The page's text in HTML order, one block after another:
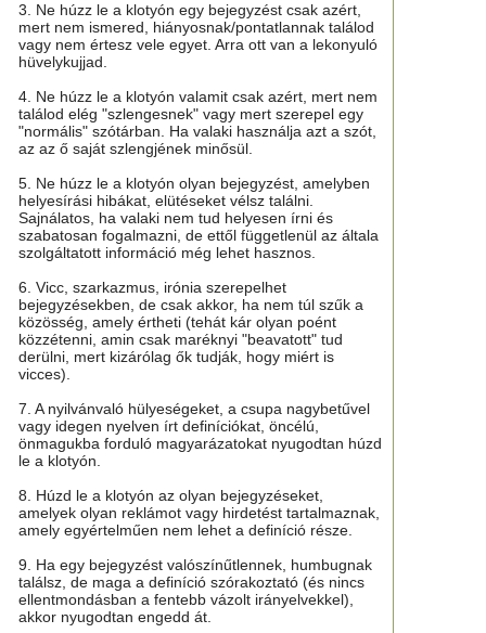
3. Ne húzz le a klotyón egy bejegyzést csak azért,
mert nem ismered, hiányosnak/pontatlannak találod
vagy nem értesz vele egyet. Arra ott van a lekonyuló
hüvelykujjad.
4. Ne húzz le a klotyón valamit csak azért, mert nem
találod elég "szlengesnek" vagy mert szerepel egy
"normális" szótárban. Ha valaki használja azt a szót,
az az ő saját szlengjének minősül.
5. Ne húzz le a klotyón olyan bejegyzést, amelyben
helyesírási hibákat, elütéseket vélsz találni.
Sajnálatos, ha valaki nem tud helyesen írni és
szabatosan fogalmazni, de ettől függetlenül az általa
szolgáltatott információ még lehet hasznos.
6. Vicc, szarkazmus, irónia szerepelhet
bejegyzésekben, de csak akkor, ha nem túl szűk a
közösség, amely értheti (tehát kár olyan poént
közzétenni, amin csak maréknyi "beavatott" tud
derülni, mert kizárólag ők tudják, hogy miért is
vicces).
7. A nyilvánvaló hülyeségeket, a csupa nagybetűvel
vagy idegen nyelven írt definíciókat, öncélú,
önmagukba forduló magyarázatokat nyugodtan húzd
le a klotyón.
8. Húzd le a klotyón az olyan bejegyzéseket,
amelyek olyan reklámot vagy hirdetést tartalmaznak,
amely egyértelműen nem lehet a definíció része.
9. Ha egy bejegyzést valószínűtlennek, humbugnak
találsz, de maga a definíció szórakoztató (és nincs
ellentmondásban a fentebb vázolt irányelvekkel),
akkor nyugodtan engedd át.